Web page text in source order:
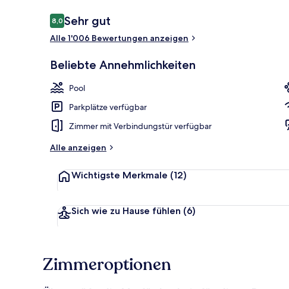
Bewertungen
8,08,0 von 10.
Sehr gut
Alle 1'006 Bewertungen anzeigen
Beliebte Annehmlichkeiten
Pool
Parkplätze verfügbar
Zimmer mit Verbindungstür verfügbar
Alle anzeigen
Wichtigste Merkmale (12)
Sich wie zu Hause fühlen (6)
Zimmeroptionen